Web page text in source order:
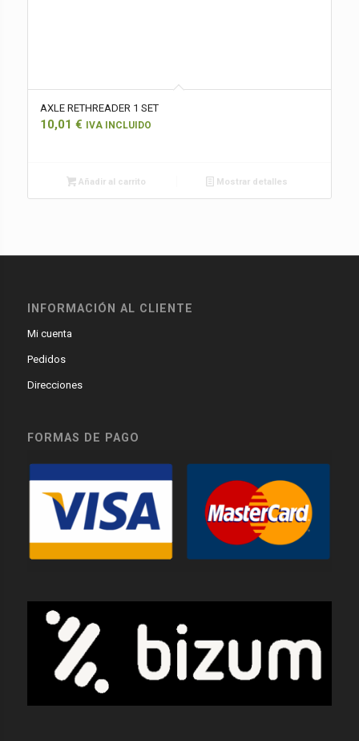
AXLE RETHREADER 1 SET
10,01 € IVA INCLUIDO
Añadir al carrito Mostrar detalles
INFORMACIÓN AL CLIENTE
Mi cuenta
Pedidos
Direcciones
FORMAS DE PAGO